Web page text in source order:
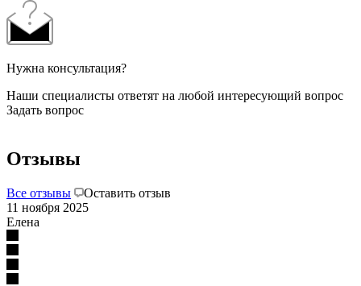
Нужна консультация?
Наши специалисты ответят на любой интересующий вопрос
Задать вопрос
Отзывы
Все отзывы
Оставить отзыв
11 ноября 2025
Елена